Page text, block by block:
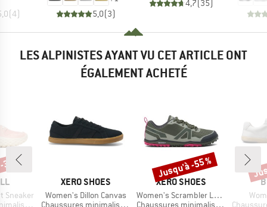
(4)
5,0(3)
4,7 35
LES ALPINISTES AYANT VU CET ARTICLE ONT
ÉGALEMENT ACHETÉ
Sneaker
%
MARQUE
XERO SHOES
Article
Women's Dillon Canvas
Product group
Chaussures minimalistes
MARQUE
XERO SHOES
Article
Women's Scrambler Low EV
Product group
Chaussures minimalistes
Remise
Jusqu'à -55 %
Product